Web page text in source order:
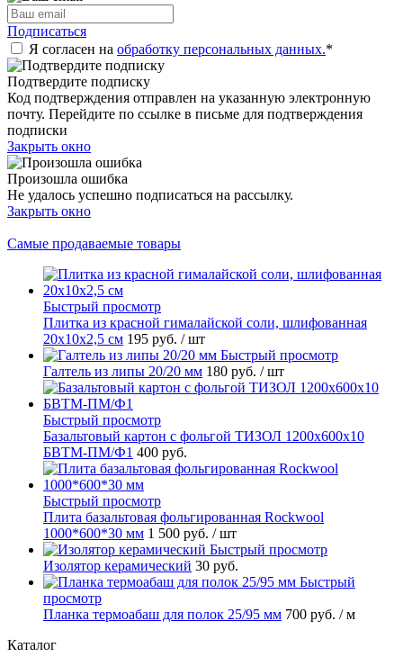
Подписаться
Я согласен на обработку персональных данных.*
Подтвердите подписку
Код подтверждения отправлен на указанную электронную
почту. Перейдите по ссылке в письме для подтверждения
подписки
Закрыть окно
Произошла ошибка
Не удалось успешно подписаться на рассылку.
Закрыть окно
Самые продаваемые товары
Быстрый просмотр
Плитка из красной гималайской соли, шлифованная
20х10х2,5 см 195 руб. / шт
Быстрый просмотр
Галтель из липы 20/20 мм 180 руб. / шт
Быстрый просмотр
Базальтовый картон с фольгой ТИЗОЛ 1200х600х10
БВТМ-ПМ/Ф1 400 руб.
Быстрый просмотр
Плита базальтовая фольгированная Rockwool
1000*600*30 мм 1 500 руб. / шт
Быстрый просмотр
Изолятор керамический 30 руб.
Быстрый
просмотр
Планка термоабаш для полок 25/95 мм 700 руб. / м
Каталог